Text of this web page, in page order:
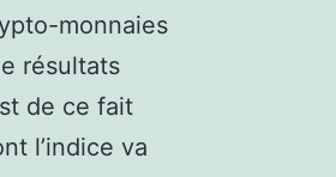
monnaies
résultats
de ce fait
l’indice va